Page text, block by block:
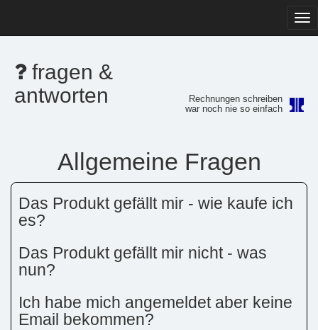
fragen &
antworten
Rechnungen schreiben
war noch nie so einfach
Allgemeine Fragen
Das Produkt gefällt mir - wie kaufe ich
es?
Das Produkt gefällt mir nicht - was
nun?
Ich habe mich angemeldet aber keine
Email bekommen?